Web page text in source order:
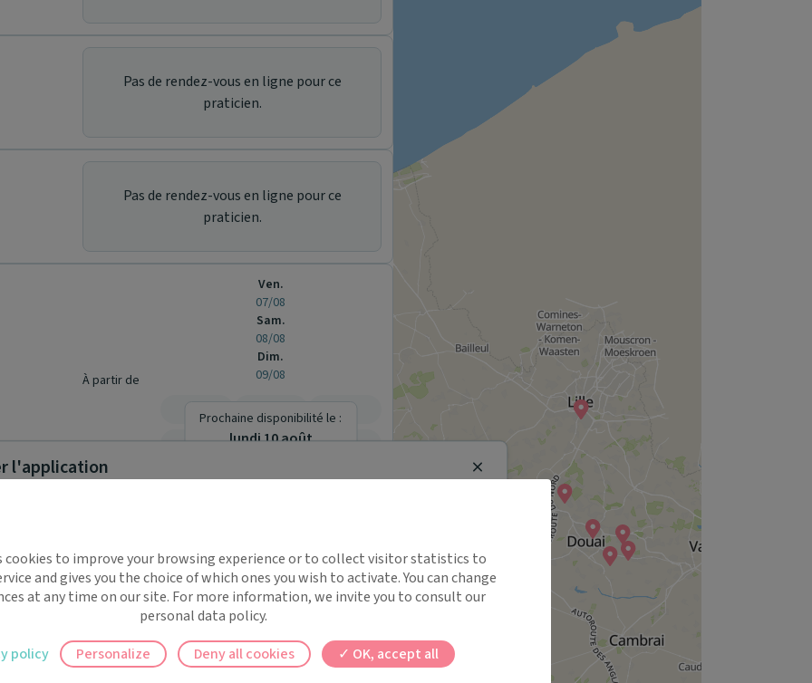
Pas de rendez-vous en ligne pour ce
praticien.
Pas de rendez-vous en ligne pour ce
praticien.
À partir de
Jusqu'à
Ven.
07/08
Sam.
08/08
Dim.
09/08
-
-
-
Prochaine disponibilité le :
lundi 10 août
Pas de rendez-vous en ligne pour ce
praticien.
l'application
!
rappels automatiques pour ne plus rien
Close
cookies to improve your browsing experience or to collect visitor statistics to
and gives you the choice of which ones you wish to activate. You can change
at any time on our site. For more information, we invite you to consult our
personal data policy.
OK, accept all
Deny all cookies
Personalize
policy